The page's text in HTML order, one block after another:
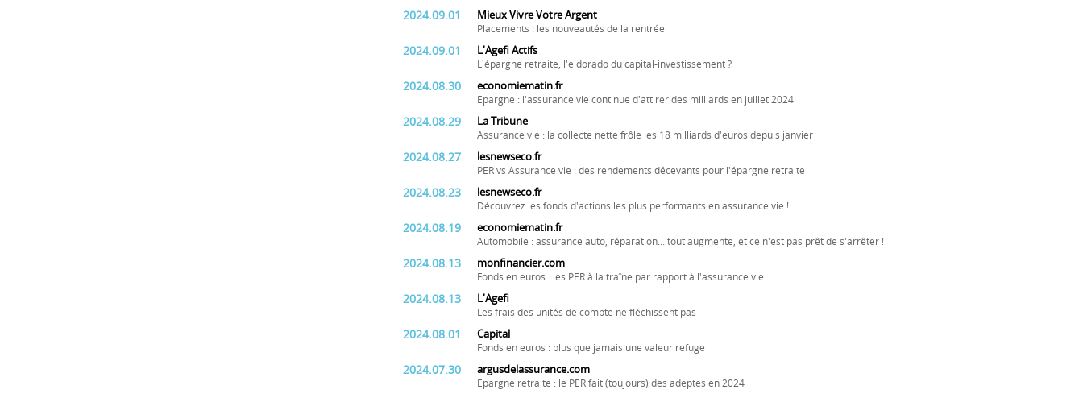
2024.09.01 Mieux Vivre Votre Argent
Placements : les nouveautés de la rentrée
2024.09.01 L'Agefi Actifs
L'épargne retraite, l'eldorado du capital-investissement ?
2024.08.30 economiematin.fr
Epargne : l'assurance vie continue d'attirer des milliards en juillet 2024
2024.08.29 La Tribune
Assurance vie : la collecte nette frôle les 18 milliards d'euros depuis janvier
2024.08.27 lesnewseco.fr
PER vs Assurance vie : des rendements décevants pour l'épargne retraite
2024.08.23 lesnewseco.fr
Découvrez les fonds d'actions les plus performants en assurance vie !
2024.08.19 economiematin.fr
Automobile : assurance auto, réparation... tout augmente, et ce n'est pas prêt de s'arrêter !
2024.08.13 monfinancier.com
Fonds en euros : les PER à la traîne par rapport à l'assurance vie
2024.08.13 L'Agefi
Les frais des unités de compte ne fléchissent pas
2024.08.01 Capital
Fonds en euros : plus que jamais une valeur refuge
2024.07.30 argusdelassurance.com
Epargne retraite : le PER fait (toujours) des adeptes en 2024